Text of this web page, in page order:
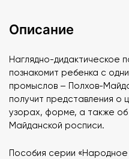
Описание
Наглядно-дидактическое
познакомит ребенка с
промыслов – Полхов-
получит представления о
узорах, форме, а также
Майданской росписи.
Пособия серии «Народное